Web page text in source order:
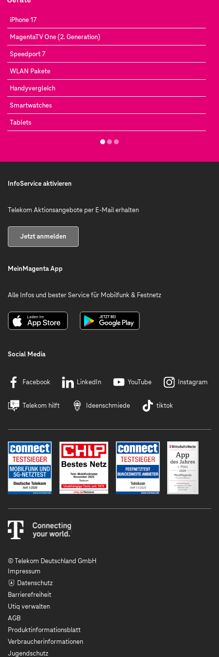
iPhone 17
MagentaTV One (2. Generation)
Speedport 7
WLAN Pakete
Handyvergleich
Smartwatches
Tablets
InfoService aktivieren
Telekom Aktionsangebote per E-Mail erhalten
Jetzt anmelden
MeinMagenta App
Alle Infos und bester Service für Mobilfunk & Festnetz
Social Media
Facebook LinkedIn YouTube Instagram
Telekom hilft Ideenschmiede tiktok
© Telekom Deutschland GmbH
Impressum
Datenschutz
Barrierefreiheit
Utiq verwalten
AGB
Produktinformationsblatt
Verbraucherinformationen
Jugendschutz